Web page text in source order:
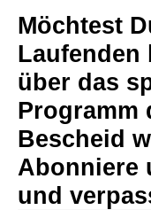
Möchtest
Laufenden
über das
Programm
Bescheid
Abonniere
und